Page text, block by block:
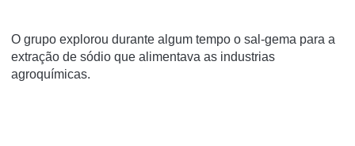
O grupo explorou durante algum tempo o sal-gema para a
extração de sódio que alimentava as industrias
agroquímicas.